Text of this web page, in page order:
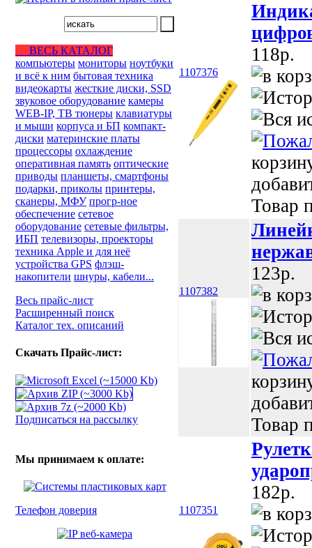
ВЕСЬ КАТАЛОГ
компьютеры мониторы ноутбуки
и всё к ним бытовая техника
видеокарты жесткие диски, SSD
звуковое оборудование камеры
WEB-IP, ТВ тюнеры клавиатуры
и мыши корпуса и БП компакт-
диски материнские платы
процессоры охлаждение
оперативная память оптические
приводы планшеты, смартфоны
подарки, приколы принтеры,
сканеры, МФУ прогр-ное
обеспечение сетевое
оборудование сетевые фильтры,
ИБП телевизоры, проекторы
техника Apple и для неё
устройства GPS флэш-
накопители шнуры, кабели...
Весь прайс-лист
Расширенный поиск
Каталог тех. описаний
Скачать Прайс-лист:
Подписаться на рассылку
Мы принимаем к оплате:
Телефон доверия
1107376
118p.
Товар
1107382
123p.
Товар
1107351
182p.